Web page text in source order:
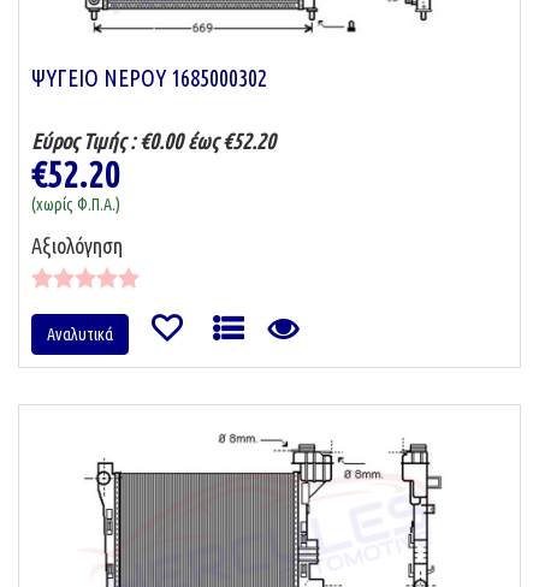
ΨΥΓΕΙΟ ΝΕΡΟΥ 1685000302
Εύρος Τιμής : €0.00 έως €52.20
€52.20
(χωρίς Φ.Π.Α.)
Αξιολόγηση
Αναλυτικά